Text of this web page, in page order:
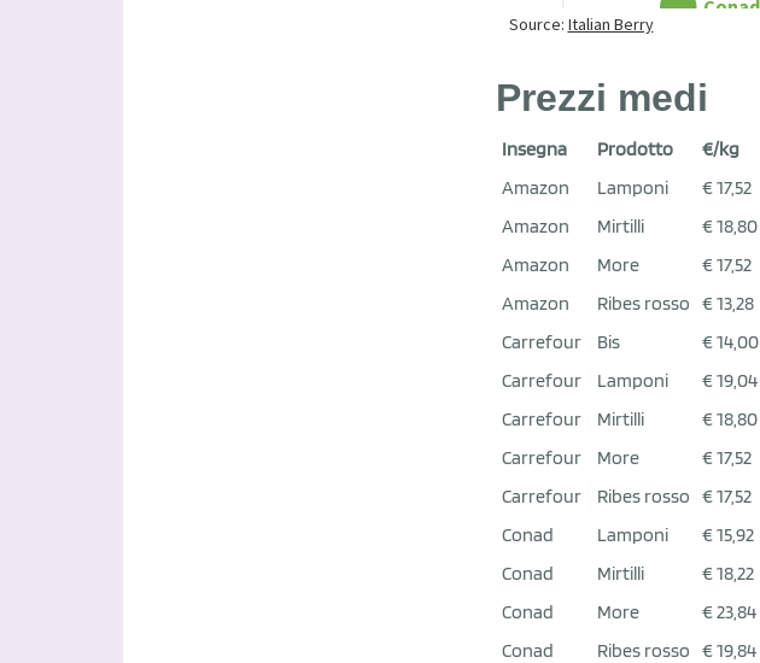
Prezzi medi
Insegna Prodotto
€/kg
Amazon
Lamponi
€ 17,52
Amazon
Mirtilli
€ 18,80
Amazon
More
€ 17,52
Amazon
Ribes rosso € 13,28
Carrefour
Bis
€ 14,00
Carrefour
Lamponi
€ 19,04
Carrefour
Mirtilli
€ 18,80
Carrefour
More
€ 17,52
Carrefour
Ribes rosso € 17,52
Conad
Lamponi
€ 15,92
Conad
Mirtilli
€ 18,22
Conad
More
€ 23,84
Conad
Ribes rosso € 19,84